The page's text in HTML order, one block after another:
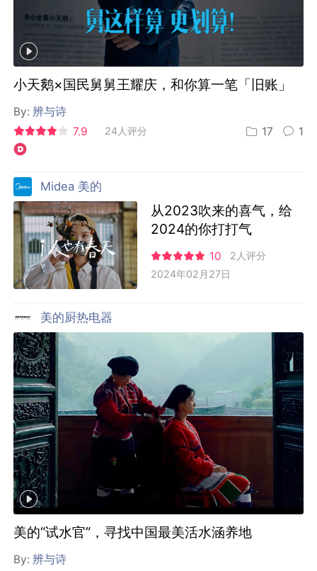
小天鹅×国民舅舅王耀庆，和你算一笔「旧账」
By:辨与诗
7.9
24人评分 17 1
Midea 美的
从2023吹来的喜气，给
2024的你打打气
10
2人评分
2024年02月27日
美的厨热电器
美的“试水官”，寻找中国最美活水涵养地
By:辨与诗